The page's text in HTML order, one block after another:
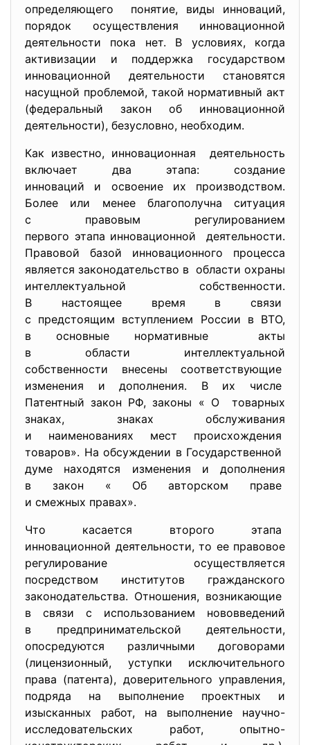
определяющего понятие, виды инноваций,
порядок осуществления инновационной
деятельности пока нет. В условиях, когда
активизации и поддержка государством
инновационной деятельности становятся
насущной проблемой, такой нормативный акт
(федеральный закон об инновационной
деятельности), безусловно, необходим.
Как известно, инновационная деятельность
включает два этапа: создание
инноваций и освоение их производством.
Более или менее благополучна ситуация
с правовым регулированием
первого этапа инновационной деятельности.
Правовой базой инновационного процесса
является законодательство в области охраны
интеллектуальной собственности.
В настоящее время в связи
с предстоящим вступлением России в ВТО,
в основные нормативные акты
в области интеллектуальной
собственности внесены соответствующие
изменения и дополнения. В их числе
Патентный закон РФ, законы « О товарных
знаках, знаках обслуживания
и наименованиях мест происхождения
товаров». На обсуждении в Государственной
думе находятся изменения и дополнения
в закон « Об авторском праве
и смежных правах».
Что касается второго этапа
инновационной деятельности, то ее правовое
регулирование осуществляется
посредством институтов гражданского
законодательства. Отношения, возникающие
в связи с использованием нововведений
в предпринимательской деятельности,
опосредуются различными договорами
(лицензионный, уступки исключительного
права (патента), доверительного управления,
подряда на выполнение проектных и
изысканных работ, на выполнение научно-
исследовательских работ, опытно-